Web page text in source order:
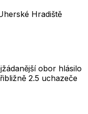
Hradiště
obor hlásilo
2.5 uchazeče